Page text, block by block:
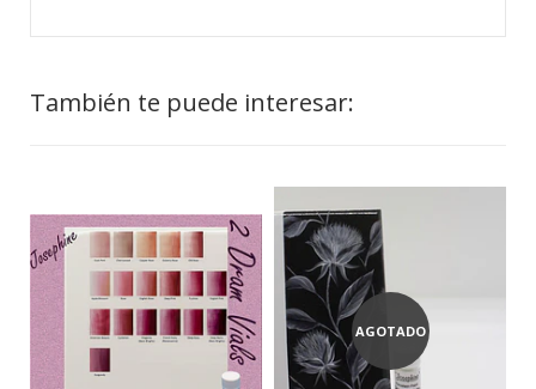
También te puede interesar:
AGOTADO